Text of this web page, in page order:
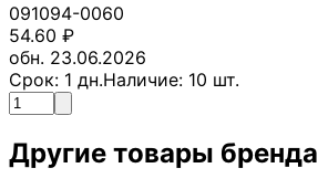
091094-0060
54.60 ₽
обн. 23.06.2026
Срок: 1 дн.Наличие: 10 шт.
Другие товары бренда